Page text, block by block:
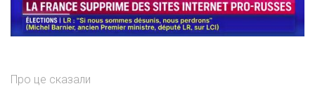
Про це сказали